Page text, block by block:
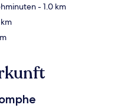
- 1.0 km